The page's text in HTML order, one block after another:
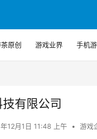
原创 游戏业界 手机
有限公司
12月1日 11:48 上午 • 游戏